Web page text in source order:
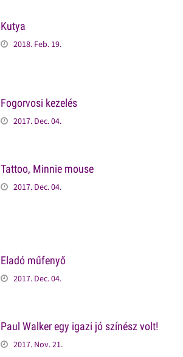
Kutya
2018. Feb. 19.
Fogorvosi kezelés
2017. Dec. 04.
Tattoo, Minnie mouse
2017. Dec. 04.
Eladó műfenyő
2017. Dec. 04.
Paul Walker egy igazi jó színész volt!
2017. Nov. 21.